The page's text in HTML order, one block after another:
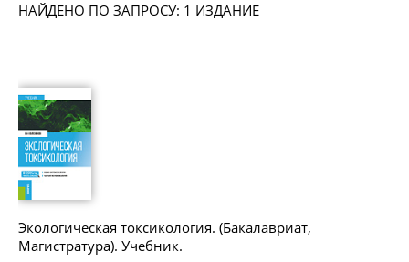
НАЙДЕНО ПО ЗАПРОСУ: 1 ИЗДАНИЕ
Экологическая токсикология. (Бакалавриат,
Магистратура). Учебник.